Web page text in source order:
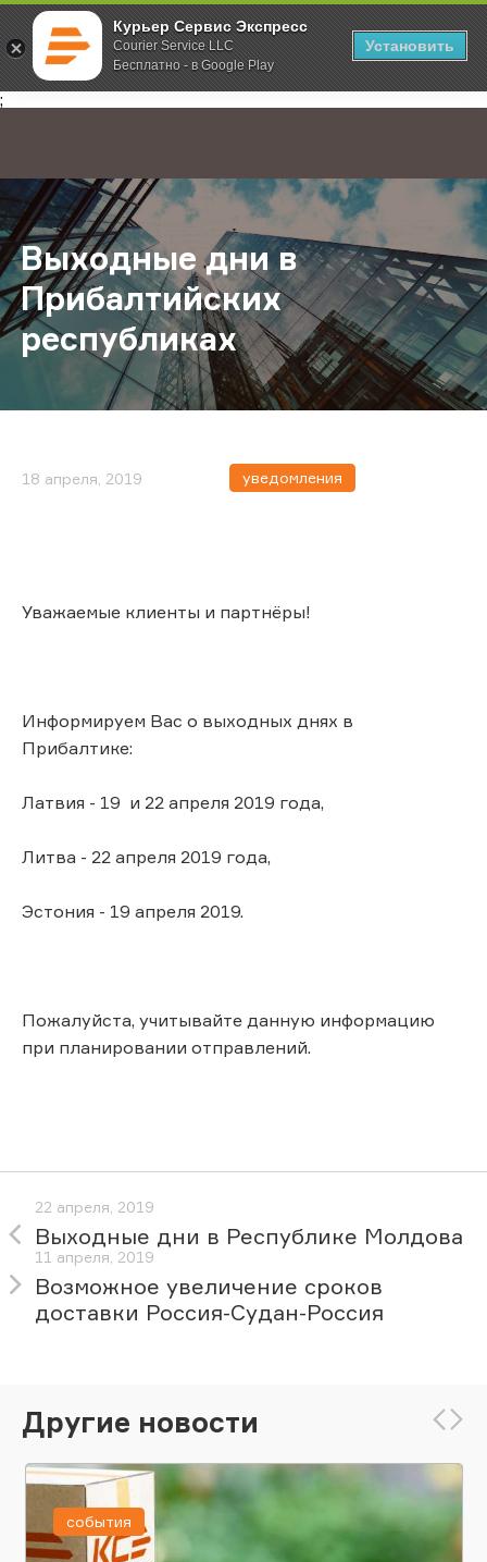
Курьер Сервис Экспресс
Courier Service LLC
Бесплатно - в Google Play
Установить
;
Главная О компании Новости Выходные дни в Прибалтийских
Выходные дни в
Прибалтийских
республиках
18 апреля, 2019 уведомления
Уважаемые клиенты и партнёры!
Информируем Вас о выходных днях в
Прибалтике:
Латвия - 19 и 22 апреля 2019 года,
Литва - 22 апреля 2019 года,
Эстония - 19 апреля 2019.
Пожалуйста, учитывайте данную информацию
при планировании отправлений.
22 апреля, 2019
Выходные дни в Республике Молдова
11 апреля, 2019
Возможное увеличение сроков
доставки Россия-Судан-Россия
Другие новости
события